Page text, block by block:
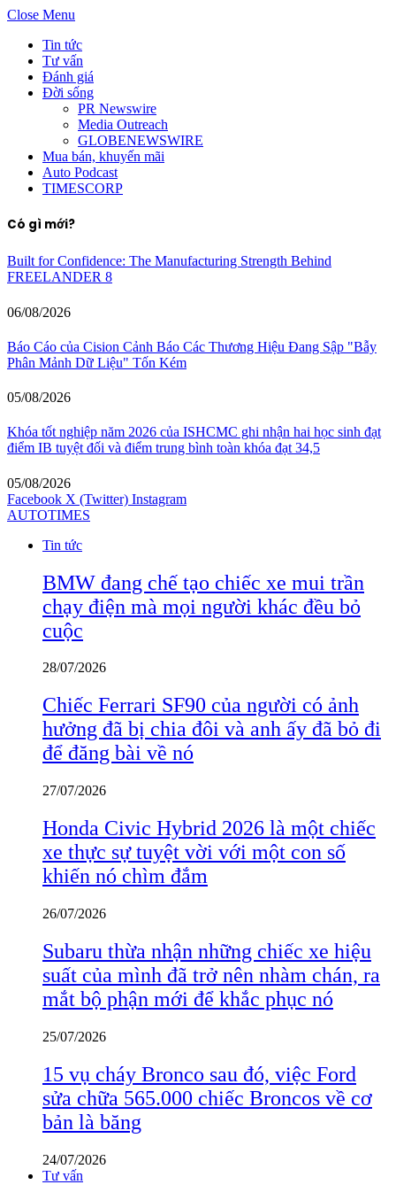
Close Menu
Tin tức
Tư vấn
Đánh giá
Đời sống
PR Newswire
Media Outreach
GLOBENEWSWIRE
Mua bán, khuyến mãi
Auto Podcast
TIMESCORP
Có gì mới?
Built for Confidence: The Manufacturing Strength Behind
FREELANDER 8
06/08/2026
Báo Cáo của Cision Cảnh Báo Các Thương Hiệu Đang Sập "Bẫy
Phân Mảnh Dữ Liệu" Tốn Kém
05/08/2026
Khóa tốt nghiệp năm 2026 của ISHCMC ghi nhận hai học sinh đạt
điểm IB tuyệt đối và điểm trung bình toàn khóa đạt 34,5
05/08/2026
Facebook X (Twitter) Instagram
AUTOTIMES
Tin tức
BMW đang chế tạo chiếc xe mui trần
chạy điện mà mọi người khác đều bỏ
cuộc
28/07/2026
Chiếc Ferrari SF90 của người có ảnh
hưởng đã bị chia đôi và anh ấy đã bỏ đi
để đăng bài về nó
27/07/2026
Honda Civic Hybrid 2026 là một chiếc
xe thực sự tuyệt vời với một con số
khiến nó chìm đắm
26/07/2026
Subaru thừa nhận những chiếc xe hiệu
suất của mình đã trở nên nhàm chán, ra
mắt bộ phận mới để khắc phục nó
25/07/2026
15 vụ cháy Bronco sau đó, việc Ford
sửa chữa 565.000 chiếc Broncos về cơ
bản là băng
24/07/2026
Tư vấn